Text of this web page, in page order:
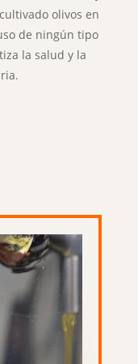
olivos en
de ningún tipo
la salud y la